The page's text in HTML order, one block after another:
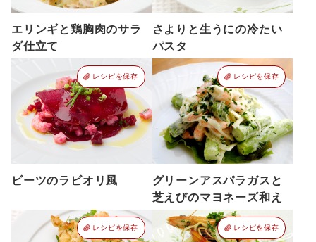
エリンギと鶏胸肉のサラ
ダ仕立て
さよりと生うにの冷たい
パスタ
レシピを保存
ビーツのラビオリ風
レシピを保存
グリーンアスパラガスと
芝えびのマヨネーズ和え
レシピを保存 レシピを保存